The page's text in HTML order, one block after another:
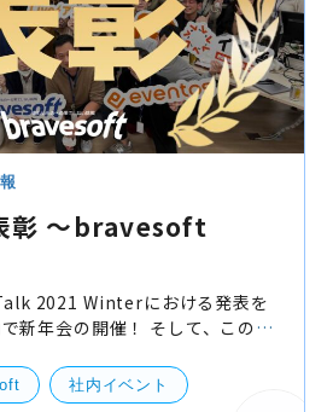
彰 〜bravesoft
2021 Winterにおける発表を
新年会の開催！ そして、この新
年会の乾杯の挨拶は古岡部長！ 乾杯を行い、普
社内イベント